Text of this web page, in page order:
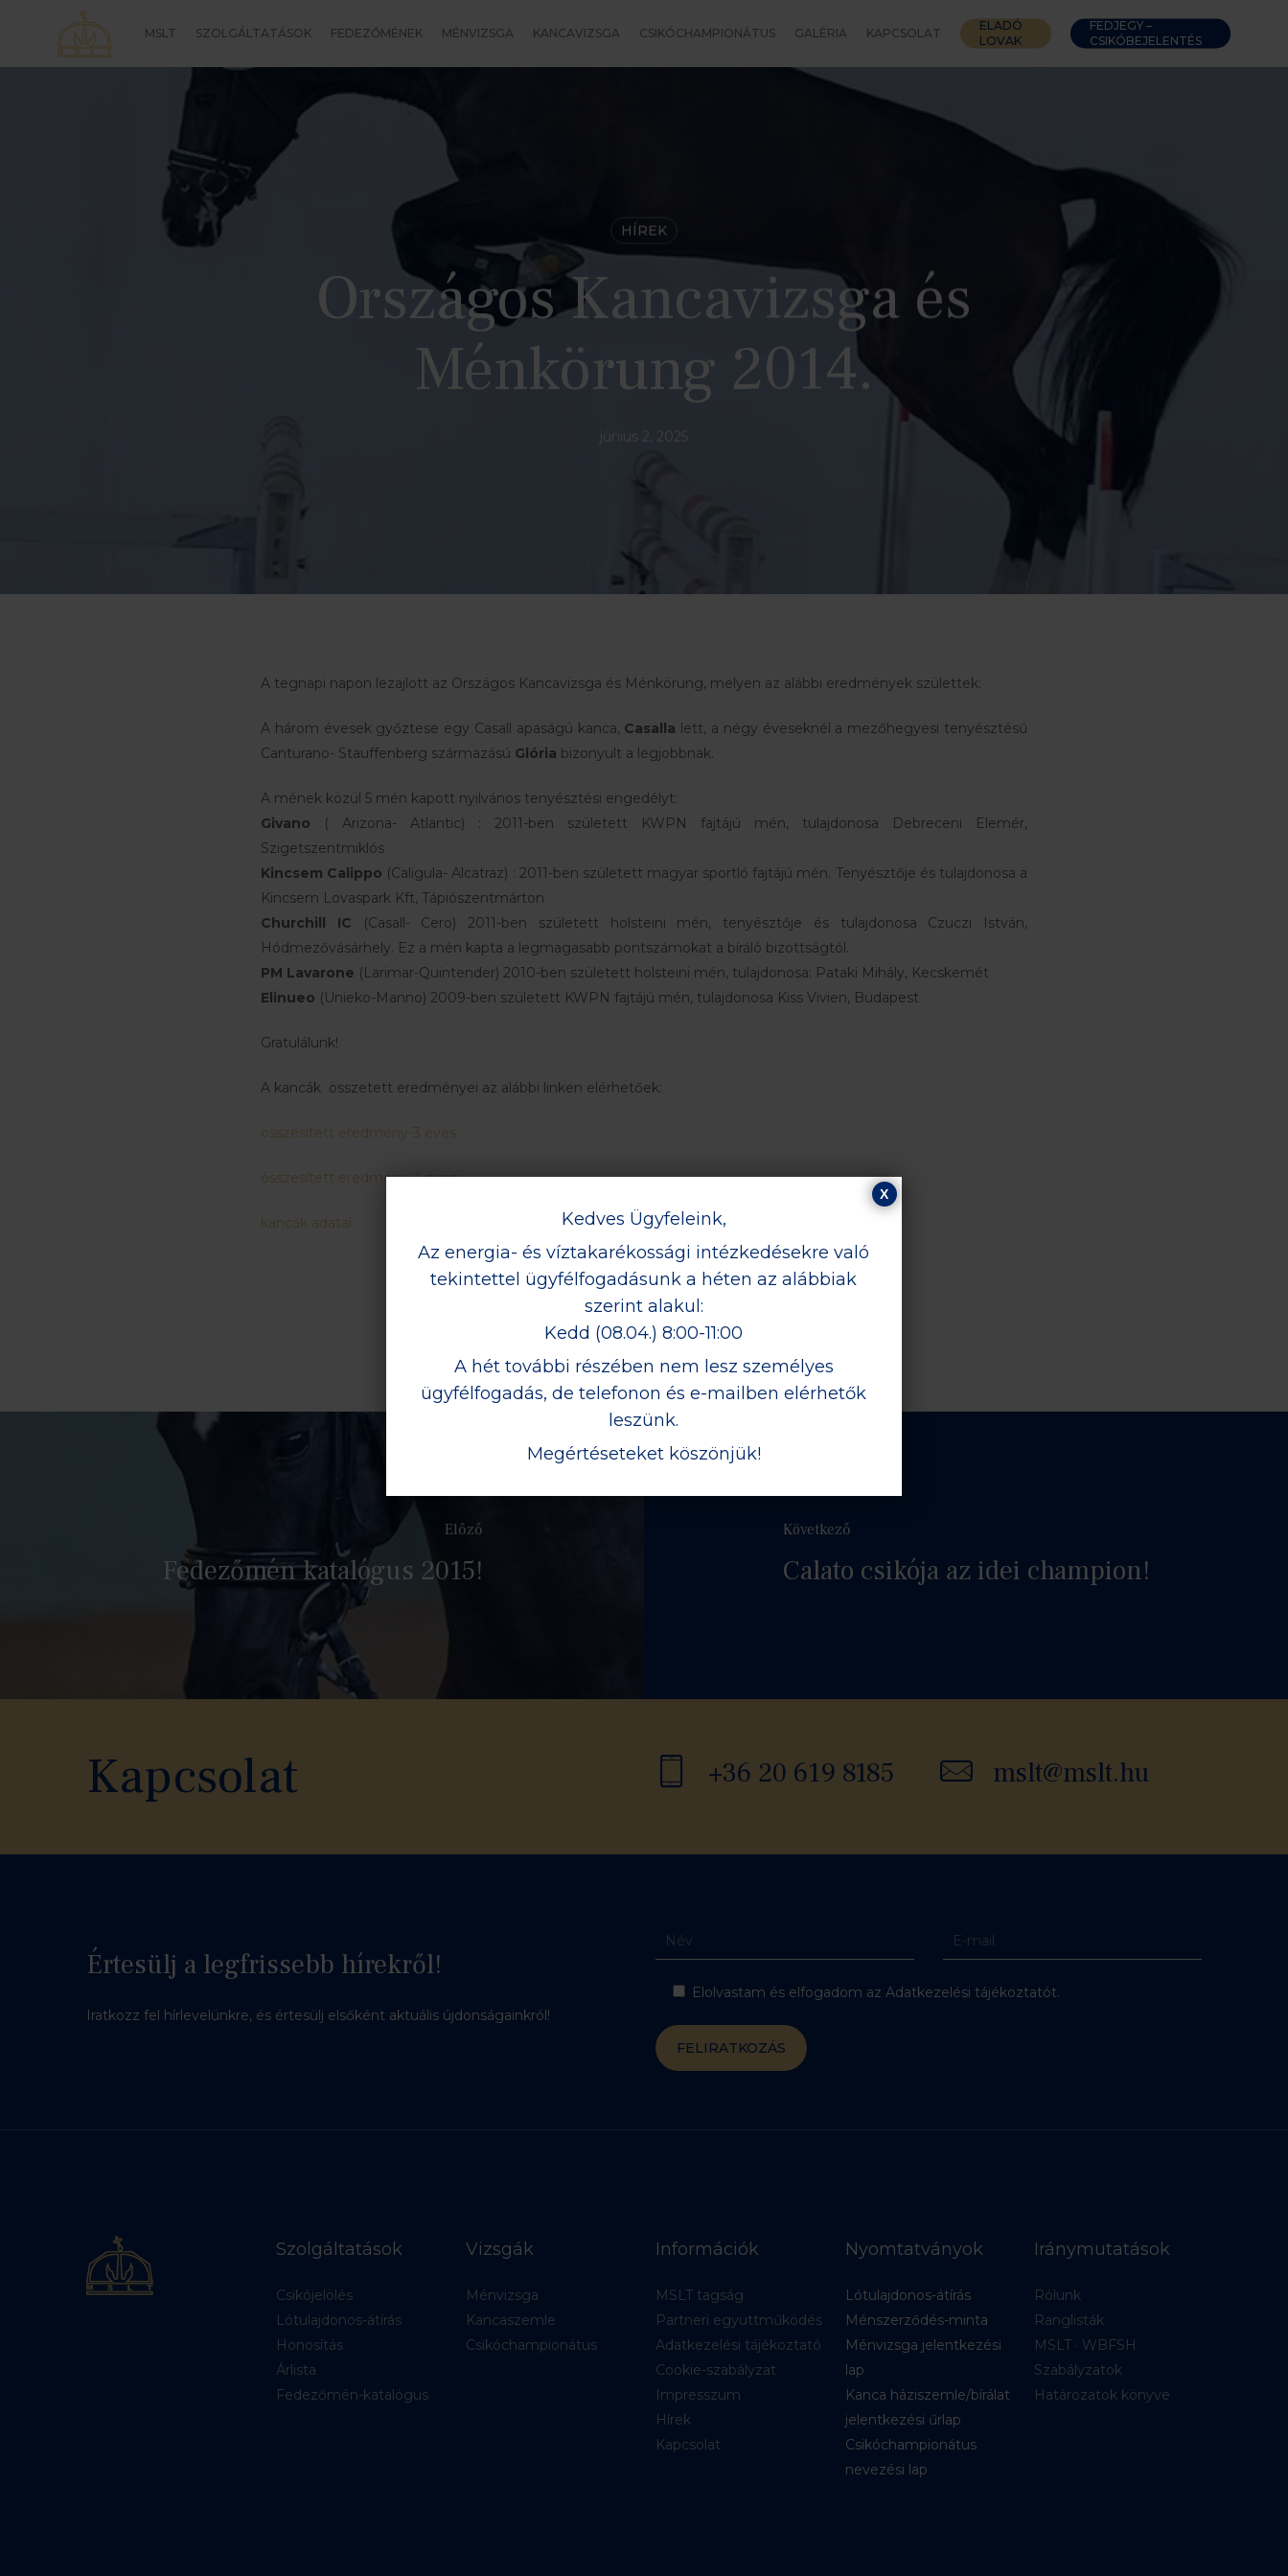
MSLT SZOLGÁLTATÁSOK FEDEZŐMÉNEK MÉNVIZSGA KANCAVIZSGA CSIKÓCHAMPIONÁTUS GALÉRIA KAPCSOLAT
ELADÓ
LOVAK
FEDJEGY –
CSIKÓBEJELENTÉS
HÍREK
Országos Kancavizsga és
Ménkörung 2014.
június 2, 2025
A tegnapi napon lezajlott az Országos Kancavizsga és Ménkörung, melyen az alábbi eredmények születtek:
A három évesek győztese egy Casall apaságú kanca, Casalla lett, a négy éveseknél a mezőhegyesi tenyésztésű
Canturano- Stauffenberg származású Glória bizonyult a legjobbnak.
A mének közül 5 mén kapott nyilvános tenyésztési engedélyt:
Givano ( Arizona- Atlantic) : 2011-ben született KWPN fajtájú mén, tulajdonosa Debreceni Elemér,
Szigetszentmiklós
Kincsem Calippo (Caligula- Alcatraz) : 2011-ben született magyar sportló fajtájú mén. Tenyésztője és tulajdonosa a
Kincsem Lovaspark Kft, Tápiószentmárton
Churchill IC (Casall- Cero) 2011-ben született holsteini mén, tenyésztője és tulajdonosa Czuczi István,
Hódmezővásárhely. Ez a mén kapta a legmagasabb pontszámokat a bíráló bizottságtól.
PM Lavarone (Larimar-Quintender) 2010-ben született holsteini mén, tulajdonosa: Pataki Mihály, Kecskemét
Elinueo (Unieko-Manno) 2009-ben született KWPN fajtájú mén, tulajdonosa Kiss Vivien, Budapest
Gratulálunk!
A kancák összetett eredményei az alábbi linken elérhetőek:
összesített eredmény-3 éves
összesített eredmény-4 éves
kancák adatai
Előző
Fedezőmén katalógus 2015!
Következő
Calato csikója az idei champion!
Kapcsolat +36 20 619 8185 mslt@mslt.hu
Értesülj a legfrissebb hírekről!
Iratkozz fel hírlevelünkre, és értesülj elsőként aktuális újdonságainkról!
Elolvastam és elfogadom az Adatkezelési tájékoztatót.
Szolgáltatások
Csikójelölés
Lótulajdonos-átírás
Honosítás
Árlista
Fedezőmén-katalógus
Vizsgák
Ménvizsga
Kancaszemle
Csikóchampionátus
Információk
MSLT tagság
Partneri együttműködés
Adatkezelési tájékoztató
Cookie-szabályzat
Impresszum
Hírek
Kapcsolat
Nyomtatványok
Lótulajdonos-átírás
Ménszerződés-minta
Ménvizsga jelentkezési
lap
Kanca háziszemle/bírálat
jelentkezési űrlap
Csikóchampionátus
nevezési lap
Iránymutatások
Rólunk
Ranglisták
MSLT · WBFSH
Szabályzatok
Határozatok könyve
Kedves Ügyfeleink,
Az energia- és víztakarékossági intézkedésekre való
tekintettel ügyfélfogadásunk a héten az alábbiak
szerint alakul:
Kedd (08.04.) 8:00-11:00
A hét további részében nem lesz személyes
ügyfélfogadás, de telefonon és e-mailben elérhetők
leszünk.
Megértéseteket köszönjük!
X